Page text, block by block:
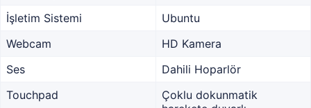
İşletim Sistemi
Ubuntu
Webcam
HD Kamera
Ses
Dahili Hoparlör
Touchpad
Çoklu dokunmatik